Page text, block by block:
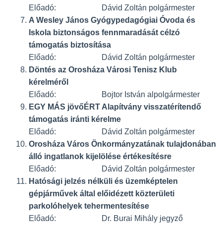
Előadó: Dávid Zoltán polgármester
A Wesley János Gyógypedagógiai Óvoda és
Iskola biztonságos fennmaradását célzó
támogatás biztosítása
Előadó: Dávid Zoltán polgármester
Döntés az Orosháza Városi Tenisz Klub
kérelméről
Előadó: Bojtor István alpolgármester
EGY MÁS jövőÉRT Alapítvány visszatérítendő
támogatás iránti kérelme
Előadó: Dávid Zoltán polgármester
Orosháza Város Önkormányzatának tulajdonában
álló ingatlanok kijelölése értékesítésre
Előadó: Dávid Zoltán polgármester
Hatósági jelzés nélküli és üzemképtelen
gépjárművek által előidézett közterületi
parkolóhelyek tehermentesítése
Előadó: Dr. Burai Mihály jegyző